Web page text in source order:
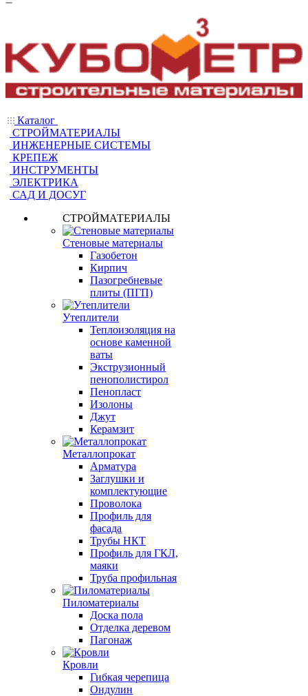
Каталог
СТРОЙМАТЕРИАЛЫ
ИНЖЕНЕРНЫЕ СИСТЕМЫ
КРЕПЕЖ
ИНСТРУМЕНТЫ
ЭЛЕКТРИКА
САД И ДОСУГ
СТРОЙМАТЕРИАЛЫ
Стеновые материалы
Газобетон
Кирпич
Пазогребневые
плиты (ПГП)
Утеплители
Теплоизоляция на
основе каменной
ваты
Экструзионный
пенополистирол
Пенопласт
Изолоны
Джут
Керамзит
Металлопрокат
Арматура
Заглушки и
комплектующие
Проволока
Профиль для
фасада
Трубы НКТ
Профиль для ГКЛ,
маяки
Труба профильная
Пиломатериалы
Доска пола
Отделка деревом
Пагонаж
Кровли
Гибкая черепица
Ондулин